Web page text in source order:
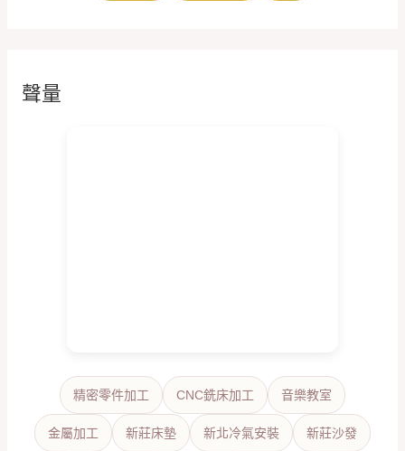
聲量
精密零件加工 CNC銑床加工 音樂教室
金屬加工 新莊床墊 新北冷氣安裝 新莊沙發